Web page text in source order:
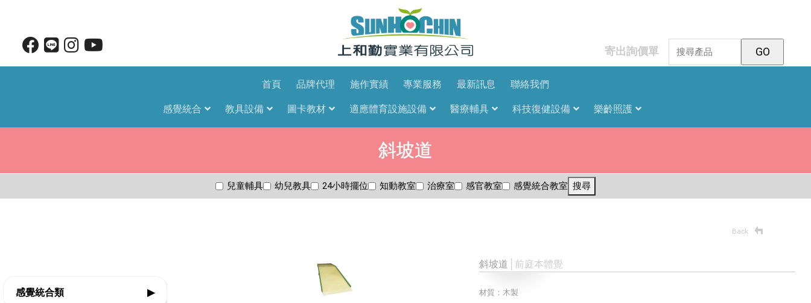
寄出詢價單
首頁 品牌代理 施作實績 專業服務 最新訊息 聯絡我們
感覺統合 教具設備 圖卡教材 適應體育設施設備 醫療輔具 科技復健設備 樂齡照護
斜坡道
兒童輔具 幼兒教具 24小時擺位 知動教室 治療室 感官教室 感覺統合教室 搜尋
感覺統合類 ▶
斜坡道 │前庭本體覺
材質：木製